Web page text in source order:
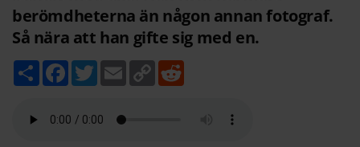
berömdheterna än någon annan fotograf.
Så nära att han gifte sig med en.
D
e
F
b
T
w
t
E
m
C
o